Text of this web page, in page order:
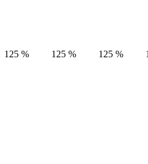
125 % 125 % 125 %